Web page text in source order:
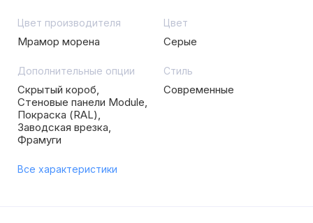
Цвет производителя
Мрамор морена
Цвет
Серые
Дополнительные опции
Скрытый короб,
Стеновые панели Module,
Покраска (RAL),
Заводская врезка,
Фрамуги
Стиль
Современные
Все характеристики